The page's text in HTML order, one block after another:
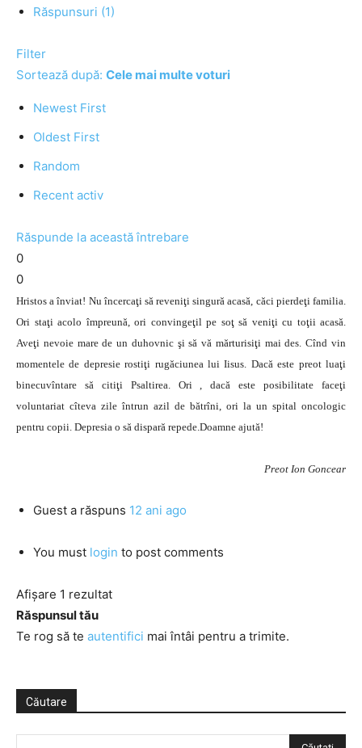
Răspunsuri (1)
Filter
Sortează după: Cele mai multe voturi
Newest First
Oldest First
Random
Recent activ
Răspunde la această întrebare
0
0
Hristos a înviat! Nu încercaţi să reveniţi singură acasă, căci pierdeţi familia.
Ori staţi acolo împreună, ori convingeţil pe soţ să veniţi cu toţii acasă.
Aveţi nevoie mare de un duhovnic şi să vă mărturisiţi mai des. Cînd vin
momentele de depresie rostiţi rugăciunea lui Iisus. Dacă este preot luaţi
binecuvîntare să citiţi Psaltirea. Ori , dacă este posibilitate faceţi
voluntariat cîteva zile întrun azil de bătrîni, ori la un spital oncologic
pentru copii. Depresia o să dispară repede.Doamne ajută!
Preot Ion Goncear
Guest a răspuns 12 ani ago
You must login to post comments
Afișare 1 rezultat
Răspunsul tău
Te rog să te autentifici mai întâi pentru a trimite.
Căutare